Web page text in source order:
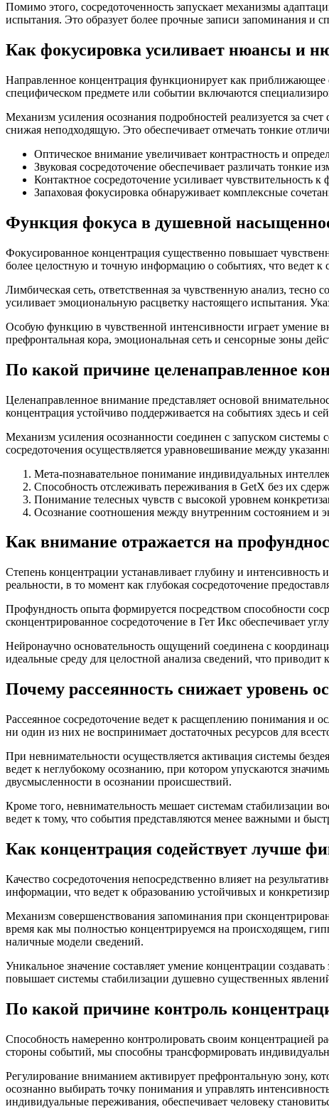
Помимо этого, сосредоточенность запускает механизмы
испытания. Это образует более прочные записи запоминания и
Как фокусировка усиливает нюансы и
Направленное концентрация функционирует как
специфическом предмете или событии включаются
Механизм усиления осознания подробностей реализуется за
снижая неподходящую. Это обеспечивает отмечать тонкие
Оптическое внимание увеличивает контрастность и
Звуковая сосредоточение обеспечивает различать тонкие
Контактное сосредоточение усиливает чувствительность к
Запаховая фокусировка обнаруживает комплексные
Функция фокуса в душевной
Фокусированное концентрация существенно повышает
более целостную и точную информацию о событиях, что ведет
Лимбическая сеть, ответственная за чувственную анализ, тесно
усиливает эмоциональную расцветку настоящего испытания.
Особую функцию в чувственной интенсивности играет умение
префронтальная кора, эмоциональная сеть и сенсорные зоны
По какой причине целенаправленное
Целенаправленное внимание представляет основой
концентрация устойчиво поддерживается на событиях здесь и
Механизм усиления осознанности соединен с запуском системы
сосредоточения осуществляется уравновешивание между
Мета-познавательное понимание индивидуальных
Способность отслеживать переживания в GetX без их
Понимание телесных чувств с высокой уровнем
Осознание соотношения между внутренним состоянием и
Как внимание отражается на
Степень концентрации устанавливает глубину и
реальности, в то момент как глубокая сосредоточение
Профундность опыта формируется посредством способности
сконцентрированное сосредоточение в Гет Икс обеспечивает
Нейронаучно основательность ощущений соединена с
идеальные среду для целостной анализа сведений, что
Почему рассеянность снижает уровень
Рассеянное сосредоточение ведет к расщеплению понимания и
ни один из них не воспринимает достаточных ресурсов для
При невнимательности осуществляется активация системы
ведет к неглубокому осознанию, при котором упускаются
двусмысленности в осознании происшествий.
Кроме того, невнимательность мешает системам стабилизации
ведет к тому, что события представляются менее важными и
Как концентрация содействует лучше
Качество сосредоточения непосредственно влияет на
информации, что ведет к образованию устойчивых и
Механизм совершенствования запоминания при
время как мы полностью концентрируемся на происходящем,
наличные модели сведений.
Уникальное значение составляет умение концентрации
повышает системы стабилизации душевно существенных
По какой причине контроль
Способность намеренно контролировать своим концентрацией
стороны событий, мы способны трансформировать
Регулирование вниманием активирует префронтальную зону,
осознанно выбирать точку понимания и управлять
индивидуальные переживания, обеспечивает человеку